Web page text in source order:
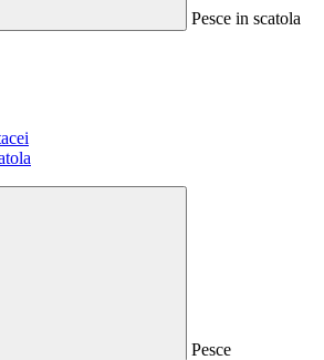
Pesce in scatola
Pesce